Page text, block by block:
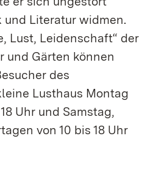
und Literatur widmen.
Lust, Leidenschaft“ der
und Gärten können
des
Lusthaus Montag
Uhr und Samstag,
von 10 bis 18 Uhr